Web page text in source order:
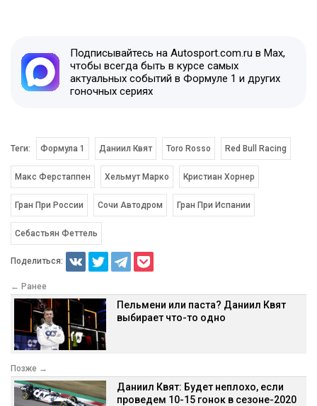
Подписывайтесь на Autosport.com.ru в Max,
чтобы всегда быть в курсе самых
актуальных событий в Формуле 1 и других
гоночных сериях
Теги: Формула 1 Даниил Квят Toro Rosso Red Bull Racing
Макс Ферстаппен Хельмут Марко Кристиан Хорнер
Гран При России Сочи Автодром Гран При Испании
Себастьян Феттель
Поделиться:
← Ранее
Пельмени или паста? Даниил Квят
выбирает что-то одно
Позже →
Даниил Квят: Будет неплохо, если
проведем 10-15 гонок в сезоне-2020